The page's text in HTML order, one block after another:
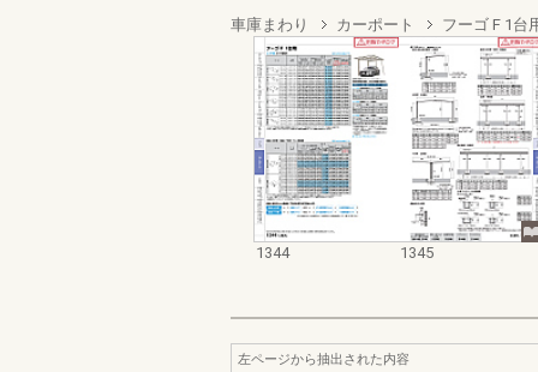
車庫まわり カーポート フーゴ F 1台
1344 1345
左ページから抽出された内容